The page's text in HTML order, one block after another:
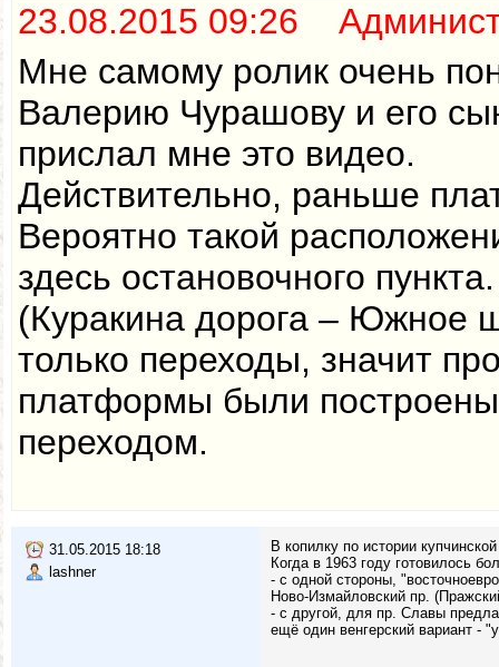
23.08.2015 09:26
Мне самому ролик очень
Валерию Чурашову и его
прислал мне это видео.
Действительно, раньше
Вероятно такой
здесь остановочного
(Куракина дорога – Южное
только переходы, значит
платформы были
переходом.
31.05.2015 18:18
lashner
В копилку по истории
Когда в 1963 году готовилось
- c одной стороны,
Ново-Измайловский пр.
- с другой, для пр. Славы
ещё один венгерский вариант -